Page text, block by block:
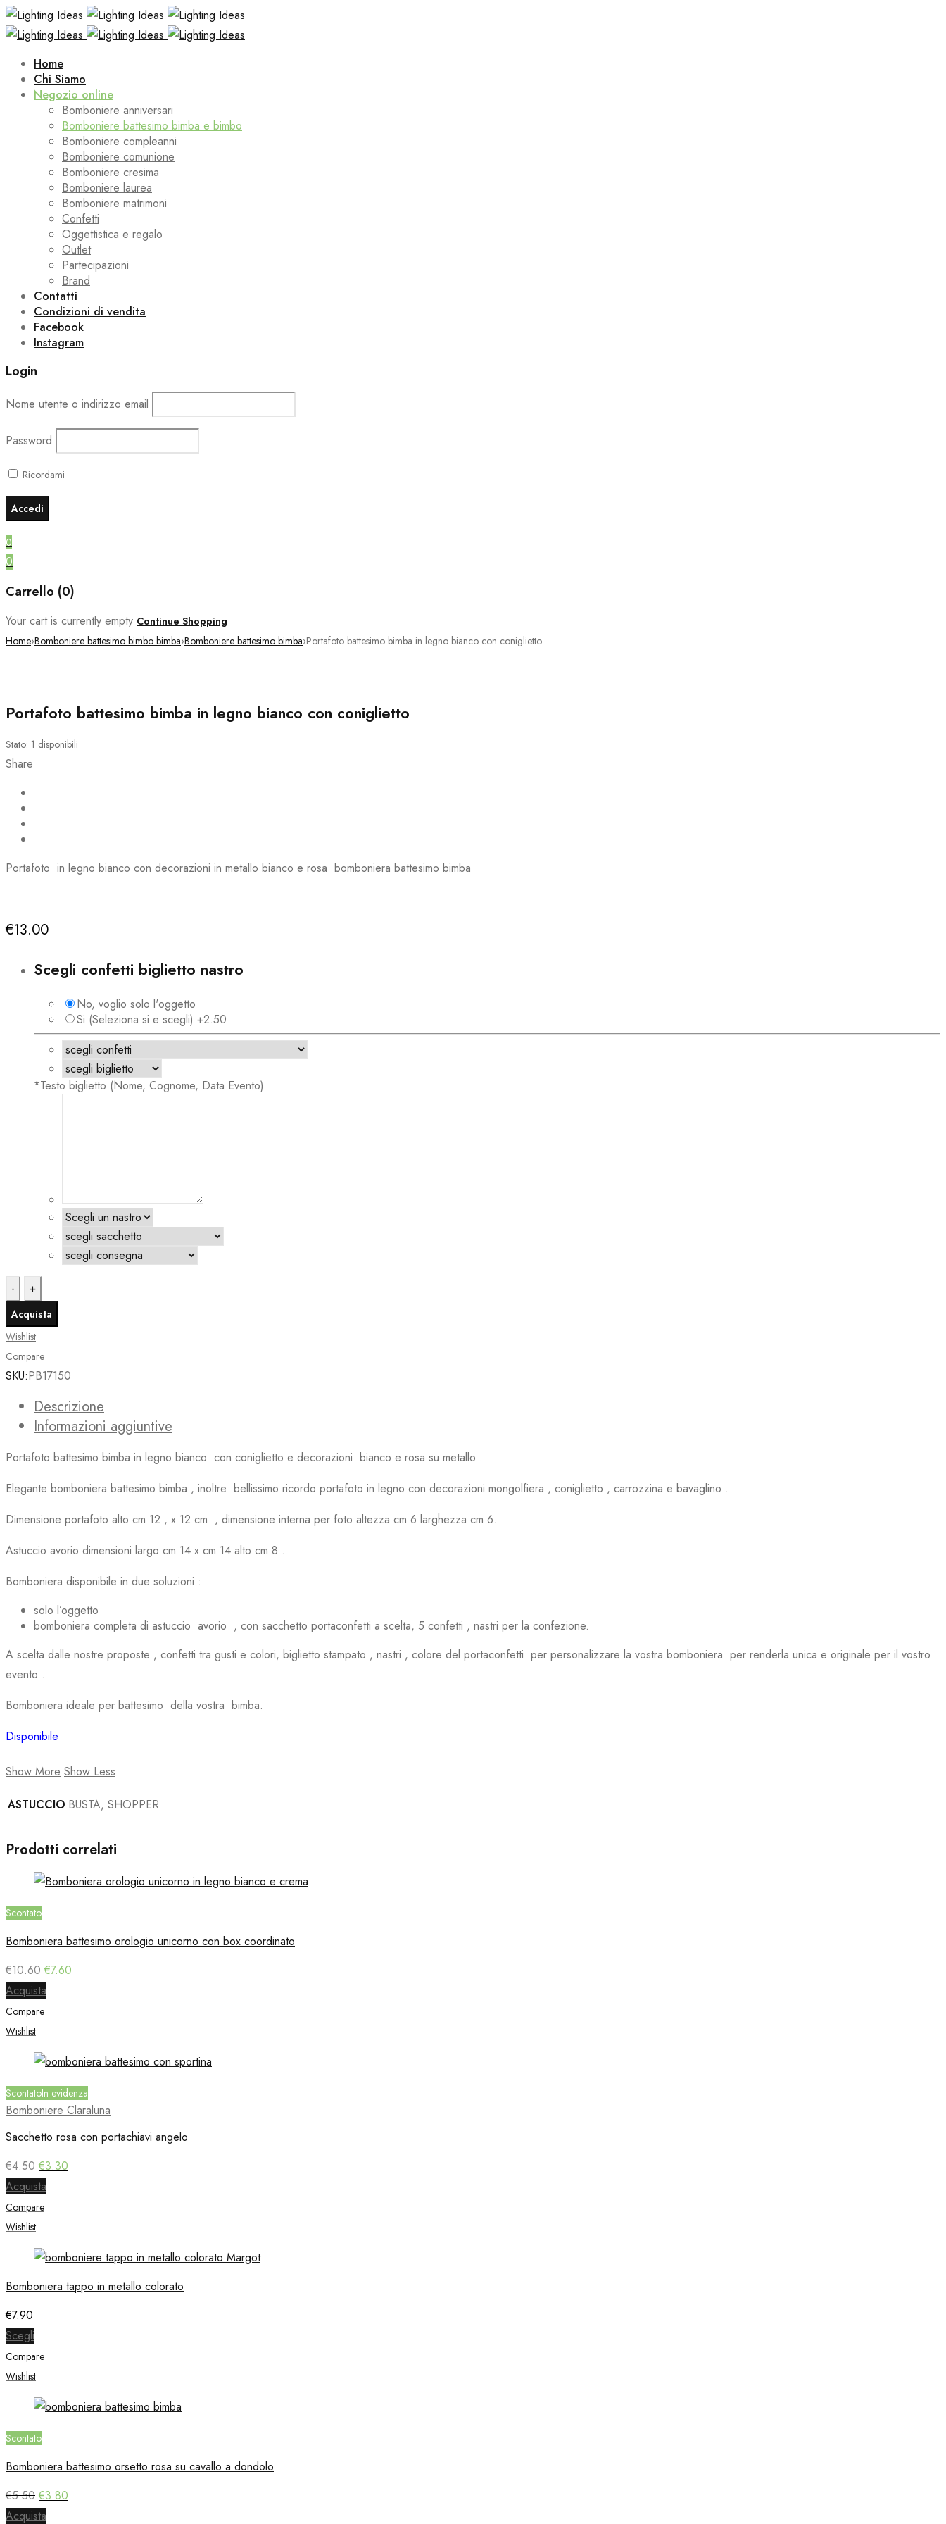
Home
Chi Siamo
Negozio online
Bomboniere anniversari
Bomboniere battesimo bimba e bimbo
Bomboniere compleanni
Bomboniere comunione
Bomboniere cresima
Bomboniere laurea
Bomboniere matrimoni
Confetti
Oggettistica e regalo
Outlet
Partecipazioni
Brand
Contatti
Condizioni di vendita
Facebook
Instagram
Login
Nome utente o indirizzo email
Password
Ricordami
0
0
Carrello (0)
Your cart is currently empty Continue Shopping
Home›Bomboniere battesimo bimbo bimba›Bomboniere battesimo bimba›Portafoto battesimo bimba in legno bianco con coniglietto
Portafoto battesimo bimba in legno bianco con coniglietto
Stato: 1 disponibili
Share
Portafoto in legno bianco con decorazioni in metallo bianco e rosa bomboniera battesimo bimba
€13.00
Scegli confetti biglietto nastro
No, voglio solo l'oggetto
Si (Seleziona si e scegli) +2.50
*Testo biglietto (Nome, Cognome, Data Evento)
Portafoto
battesimo
bimba
in
legno
bianco
con
coniglietto
Acquista
Wishlist
Compare
SKU:PB17150
Descrizione
Informazioni aggiuntive
Portafoto battesimo bimba in legno bianco con coniglietto e decorazioni bianco e rosa su metallo .
Elegante bomboniera battesimo bimba , inoltre bellissimo ricordo portafoto in legno con decorazioni mongolfiera , coniglietto , carrozzina e bavaglino .
Dimensione portafoto alto cm 12 , x 12 cm , dimensione interna per foto altezza cm 6 larghezza cm 6.
Astuccio avorio dimensioni largo cm 14 x cm 14 alto cm 8 .
Bomboniera disponibile in due soluzioni :
solo l’oggetto
bomboniera completa di astuccio avorio , con sacchetto portaconfetti a scelta, 5 confetti , nastri per la confezione.
A scelta dalle nostre proposte , confetti tra gusti e colori, biglietto stampato , nastri , colore del portaconfetti per personalizzare la vostra bomboniera per renderla unica e originale per il vostro
evento .
Bomboniera ideale per battesimo della vostra bimba.
Disponibile
Show More Show Less
ASTUCCIO BUSTA, SHOPPER
Prodotti correlati
Scontato
Bomboniera battesimo orologio unicorno con box coordinato
€10.60 Il
prezzo
originale
era:
€7.60
Acquista
Compare
Wishlist
ScontatoIn evidenza
Bomboniere Claraluna
Sacchetto rosa con portachiavi angelo
€4.50 Il
prezzo
originale
era:
€3.30
Acquista
Compare
Wishlist
Bomboniera tappo in metallo colorato
€7.90
Scegli
Compare
Wishlist
Scontato
Bomboniera battesimo orsetto rosa su cavallo a dondolo
€5.50 Il
prezzo
€3.80
Acquista